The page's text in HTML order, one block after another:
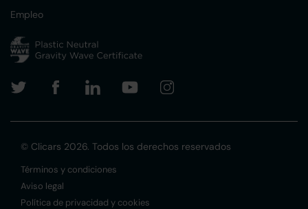
Empleo
© Clicars 2026. Todos los derechos reservados
Términos y condiciones
Aviso legal
Política de privacidad y cookies